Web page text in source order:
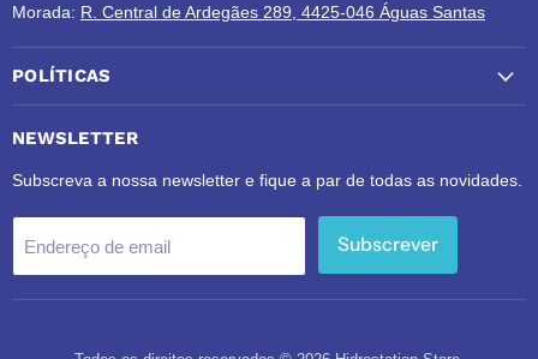
Morada: R. Central de Ardegães 289, 4425-046 Águas Santas
POLÍTICAS
NEWSLETTER
Subscreva a nossa newsletter e fique a par de todas as novidades.
Endereço de email Subscrever